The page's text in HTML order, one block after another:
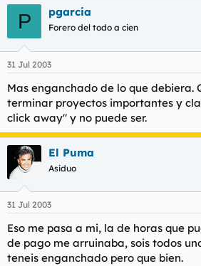
P pgarcia
Forero del todo a cien
31 Jul 2003
Mas enganchado de lo que debiera.
terminar proyectos importantes y
click away" y no puede ser.
El Puma
Asiduo
31 Jul 2003
Eso me pasa a mi, la de horas que
de pago me arruinaba, sois todos
teneis enganchado pero que bien.